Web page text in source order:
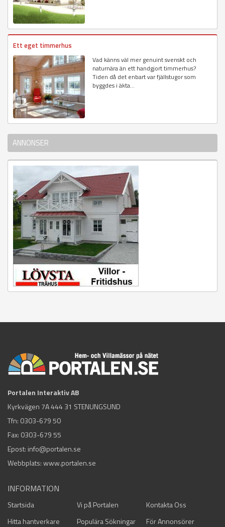
Ett eget timmerhus
Vad känns väl mer genuint svenskt och
naturnära än ett handgjort timmerhus?
Tiden då det enbart var fjällstugor som
byggdes i äkta...
ANNONSER
Portalen Interaktiv AB
Kyrkvägen 7A 444 31 STENUNGSUND
Tfn: 0303-679 50
Fax: 0303-679 55
Epost: info@portalen.se
Webbplats: www.portalen.se
INFORMATION
Startsida Vi på Portalen
Kontakta Oss
Hitta hantverkare
Populära Sökningar För Annonsörer